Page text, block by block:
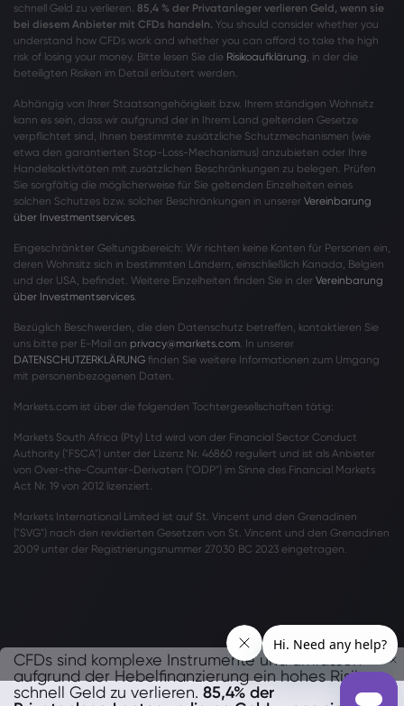
CFDs sind komplexe Instrumente und umfassen
aufgrund der Hebelfinanzierung ein hohes Risiko,
schnell Geld zu verlieren. 85,4% der
schnell Geld zu verlieren. 85,4 % der Privatanleger verlieren Geld, wenn sie
bei diesem Anbieter mit CFDs handeln. You should consider whether you
understand how CFDs work and whether you can afford to take the high
risk of losing your money. Bitte lesen Sie die Risikoaufklärung, in der die
beteiligten Risiken im Detail erläutert werden.
Abhängig von Ihrer Staatsangehörigkeit bzw. Ihrem ständigen Wohnsitz
kann es sein, dass wir aufgrund der in Ihrem Land geltenden Gesetze
verpflichtet sind, Ihnen bestimmte zusätzliche Schutzmechanismen (wie
etwa den garantierten Stop-Loss-Mechanismus) anzubieten oder Ihre
Handelsaktivitäten mit zusätzlichen Beschränkungen zu belegen. Prüfen
Sie sorgfältig die möglicherweise für Sie geltenden Einzelheiten eines
solchen Schutzes bzw. solcher Beschränkungen in unserer Vereinbarung
über Investmentservices.
Eingeschränkter Geltungsbereich: Wir richten keine Konten für Personen ein,
deren Wohnsitz sich in bestimmten Ländern, einschließlich Kanada, Belgien
und der USA, befindet. Weitere Einzelheiten finden Sie in der Vereinbarung
über Investmentservices.
Bezüglich Beschwerden, die den Datenschutz betreffen, kontaktieren Sie
uns bitte per E-Mail an privacy@markets.com. In unserer
DATENSCHUTZERKLÄRUNG finden Sie weitere Informationen zum Umgang
mit personenbezogenen Daten.
Markets.com ist über die folgenden Tochtergesellschaften tätig:
Markets South Africa (Pty) Ltd wird von der Financial Sector Conduct
Authority ("FSCA") unter der Lizenz Nr. 46860 reguliert und ist als Anbieter
von Over-the-Counter-Derivaten ("ODP") im Sinne des Financial Markets
Act Nr. 19 von 2012 lizenziert.
Markets International Limited ist auf St. Vincent und den Grenadinen
("SVG") nach den revidierten Gesetzen von St. Vincent und den Grenadinen
2009 unter der Registrierungsnummer 27030 BC 2023 eingetragen.